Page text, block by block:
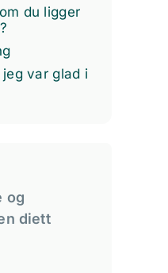
du ligger
var glad i
og
diett